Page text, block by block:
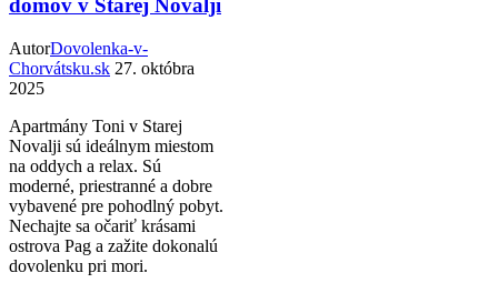
domov v Starej Novalji
AutorDovolenka-v-
Chorvátsku.sk 27. októbra
2025
Apartmány Toni v Starej
Novalji sú ideálnym miestom
na oddych a relax. Sú
moderné, priestranné a dobre
vybavené pre pohodlný pobyt.
Nechajte sa očariť krásami
ostrova Pag a zažite dokonalú
dovolenku pri mori.